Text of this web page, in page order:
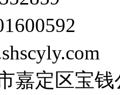
嘉定区宝钱